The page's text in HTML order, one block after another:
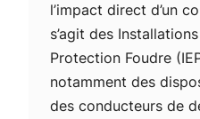
l’impact direct d’un
s’agit des
Protection Foudre
notamment des
des conducteurs de